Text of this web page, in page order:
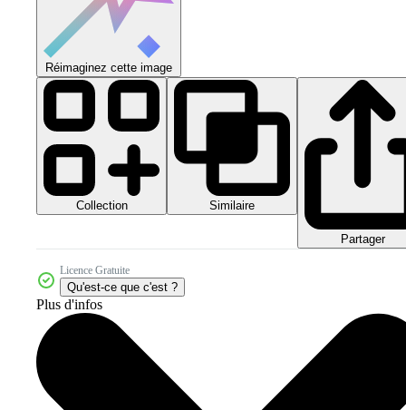
Réimaginez cette image
Collection Similaire
Partager
Licence Gratuite
Qu'est-ce que c'est ?
Plus d'infos